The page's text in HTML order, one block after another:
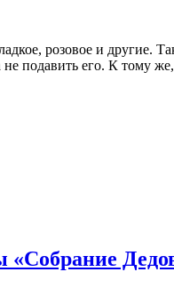
розовое и
подавить его. К тому